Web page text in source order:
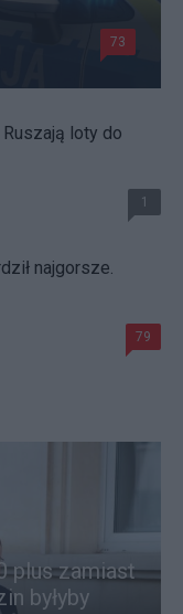
73
loty do
1
najgorsze.
79
plus zamiast
byłyby